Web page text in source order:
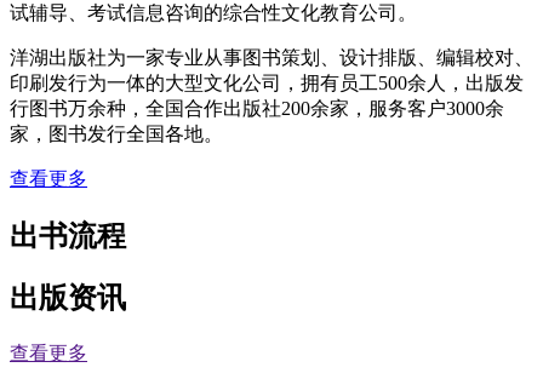
试辅导、考试信息咨询的综合性文化教育公司。
洋湖出版社为一家专业从事图书策划、设计排版、编辑校对、
印刷发行为一体的大型文化公司，拥有员工500余人，出版发
行图书万余种，全国合作出版社200余家，服务客户3000余
家，图书发行全国各地。
查看更多
出书流程
出版资讯
查看更多